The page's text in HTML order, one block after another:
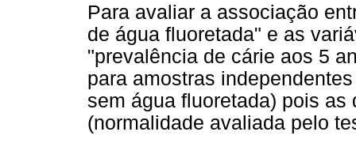
Para avaliar a associação
de água fluoretada" e as
"prevalência de cárie aos 5
para amostras
sem água fluoretada) pois
(normalidade avaliada pelo